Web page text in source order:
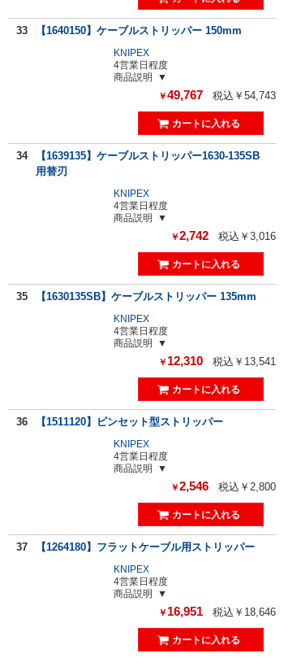
33 【1640150】ケーブルストリッパー 150mm
KNIPEX
4営業日程度
商品説明
￥49,767 税込￥54,743
34
【1639135】ケーブルストリッパー1630-135SB
用替刃
KNIPEX
4営業日程度
商品説明
￥2,742 税込￥3,016
35 【1630135SB】ケーブルストリッパー 135mm
KNIPEX
4営業日程度
商品説明
￥ 12,310 税込￥13,541
36 【1511120】ピンセット型ストリッパー
KNIPEX
4営業日程度
商品説明
￥2,546 税込￥2,800
37 【1264180】フラットケーブル用ストリッパー
KNIPEX
4営業日程度
商品説明
￥ 16,951 税込￥18,646